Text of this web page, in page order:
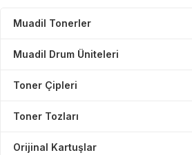
Muadil Tonerler
Muadil Drum Üniteleri
Toner Çipleri
Toner Tozları
Orijinal Kartuşlar